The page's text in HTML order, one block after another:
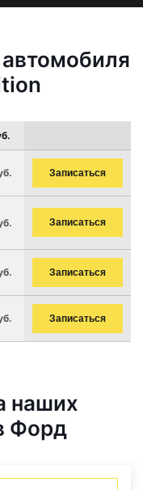
Записаться
Записаться
Записаться
Записаться
наших
Форд